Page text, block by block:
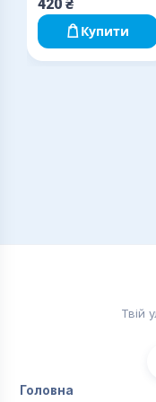
420 ₴
Купити
Твій
Головна